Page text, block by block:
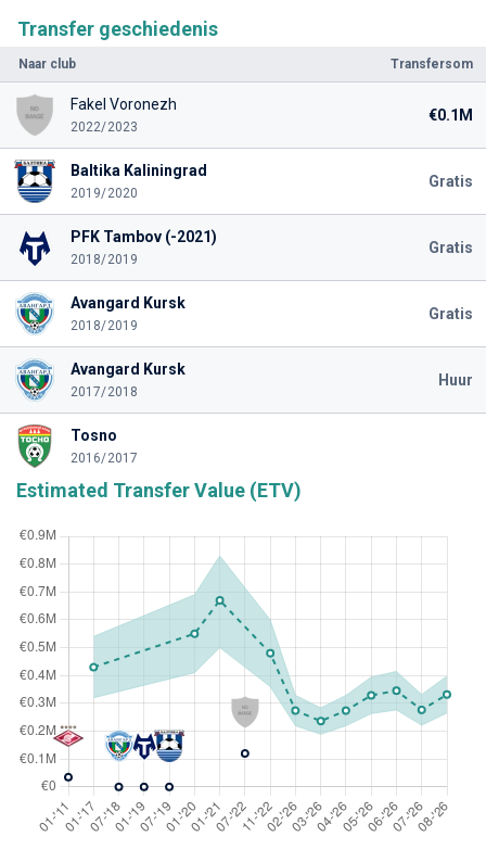
Transfer geschiedenis
Naar club Transfersom
Fakel Voronezh
2022/2023
€0.1M
Baltika Kaliningrad
2019/2020
Gratis
PFK Tambov (-2021)
2018/2019
Gratis
Avangard Kursk
2018/2019
Gratis
Avangard Kursk
2017/2018
Huur
Tosno
2016/2017
Estimated Transfer Value (ETV)